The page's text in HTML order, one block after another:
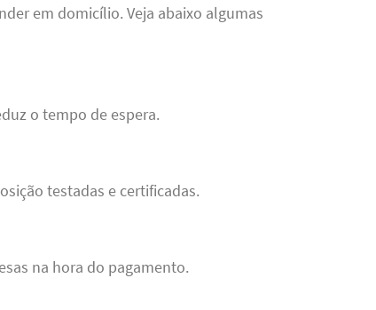
em domicílio. Veja abaixo algumas
o tempo de espera.
testadas e certificadas.
na hora do pagamento.